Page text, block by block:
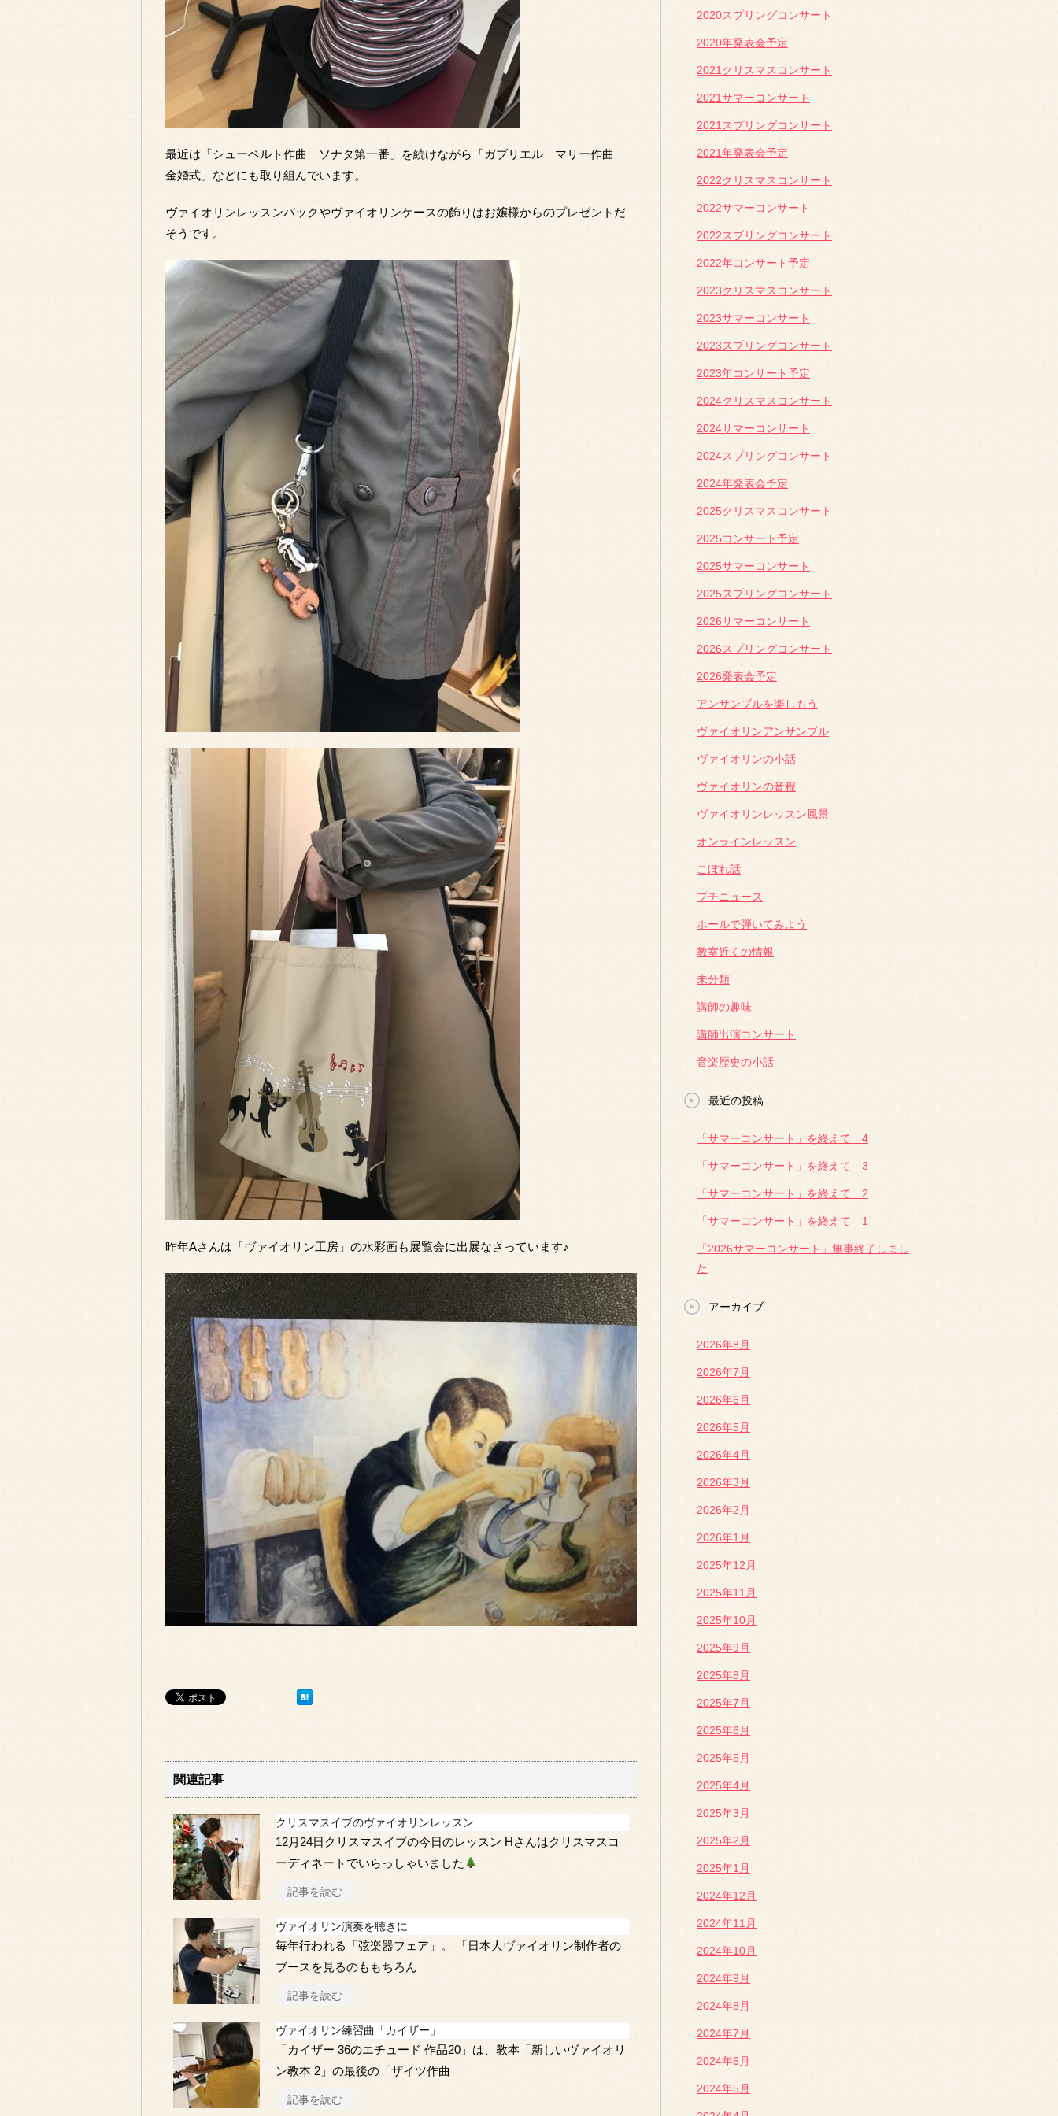
最近は「シューベルト作曲 ソナタ第一番」を続けながら「ガブリエル マリー作曲
金婚式」などにも取り組んでいます。
ヴァイオリンレッスンバックやヴァイオリンケースの飾りはお嬢様からのプレゼントだ
そうです。
昨年Aさんは「ヴァイオリン工房」の水彩画も展覧会に出展なさっています♪
関連記事
クリスマスイブのヴァイオリンレッスン
12月24日クリスマスイブの今日のレッスン Hさんはクリスマスコ
ーディネートでいらっしゃいました
記事を読む
ヴァイオリン演奏を聴きに
毎年行われる「弦楽器フェア」。 「日本人ヴァイオリン制作者の
ブースを見るのももちろん
記事を読む
ヴァイオリン練習曲「カイザー」
「カイザー 36のエチュード 作品20」は、教本「新しいヴァイオリ
ン教本 2」の最後の「ザイツ作曲
記事を読む
2020スプリングコンサート
2020年発表会予定
2021クリスマスコンサート
2021サマーコンサート
2021スプリングコンサート
2021年発表会予定
2022クリスマスコンサート
2022サマーコンサート
2022スプリングコンサート
2022年コンサート予定
2023クリスマスコンサート
2023サマーコンサート
2023スプリングコンサート
2023年コンサート予定
2024クリスマスコンサート
2024サマーコンサート
2024スプリングコンサート
2024年発表会予定
2025クリスマスコンサート
2025コンサート予定
2025サマーコンサート
2025スプリングコンサート
2026サマーコンサート
2026スプリングコンサート
2026発表会予定
アンサンブルを楽しもう
ヴァイオリンアンサンブル
ヴァイオリンの小話
ヴァイオリンの音程
ヴァイオリンレッスン風景
オンラインレッスン
こぼれ話
プチニュース
ホールで弾いてみよう
教室近くの情報
未分類
講師の趣味
講師出演コンサート
音楽歴史の小話
最近の投稿
「サマーコンサート」を終えて 4
「サマーコンサート」を終えて 3
「サマーコンサート」を終えて 2
「サマーコンサート」を終えて 1
「2026サマーコンサート」無事終了しまし
た
アーカイブ
2026年8月
2026年7月
2026年6月
2026年5月
2026年4月
2026年3月
2026年2月
2026年1月
2025年12月
2025年11月
2025年10月
2025年9月
2025年8月
2025年7月
2025年6月
2025年5月
2025年4月
2025年3月
2025年2月
2025年1月
2024年12月
2024年11月
2024年10月
2024年9月
2024年8月
2024年7月
2024年6月
2024年5月